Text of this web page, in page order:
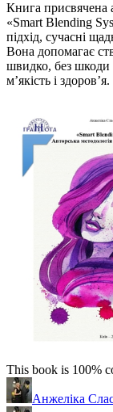
Книга присвячена
«Smart Blending
підхід, сучасні
Вона допомагає
швидко, без шкоди
м’якість і здоров’я.
This book is 100%
Анжеліка